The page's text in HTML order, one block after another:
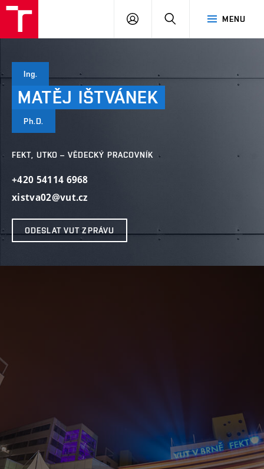
MENU
PŘIHLÁSIT
Ing.
MATĚJ IŠTVÁNEK
Ph.D.
FEKT, UTKO – VĚDECKÝ PRACOVNÍK
+420 54114 6968
xistva02@vut.cz
ODESLAT VUT ZPRÁVU